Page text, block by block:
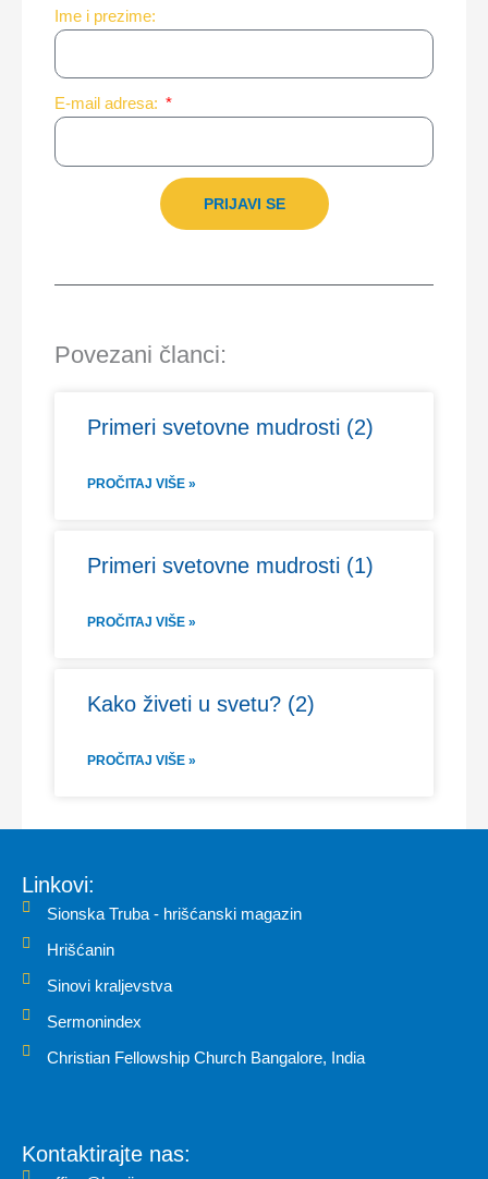
Ime i prezime:
E-mail adresa:
PRIJAVI SE
Povezani članci:
Primeri svetovne mudrosti (2)
PROČITAJ VIŠE »
Primeri svetovne mudrosti (1)
PROČITAJ VIŠE »
Kako živeti u svetu? (2)
PROČITAJ VIŠE »
Linkovi:
Sionska Truba - hrišćanski magazin
Hrišćanin
Sinovi kraljevstva
Sermonindex
Christian Fellowship Church Bangalore, India
Kontaktirajte nas: